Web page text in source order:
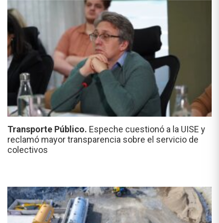
Transporte Público. Espeche cuestionó a la UISE y
reclamó mayor transparencia sobre el servicio de
colectivos